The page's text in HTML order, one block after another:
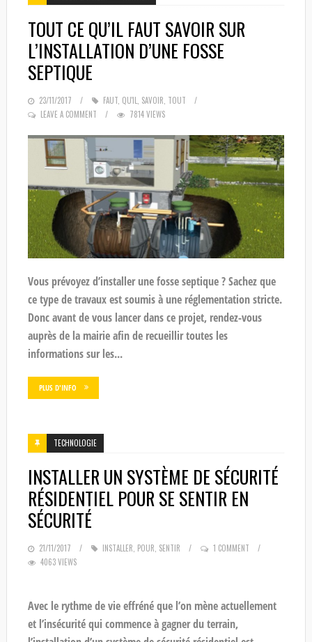
TOUT CE QU’IL FAUT SAVOIR SUR
L’INSTALLATION D’UNE FOSSE
SEPTIQUE
POSTED
ON
23/11/2017 FAUT, QU'IL, SAVOIR, TOUT
LEAVE A COMMENT
7814 VIEWS
Vous prévoyez d’installer une fosse septique ? Sachez que
ce type de travaux est soumis à une réglementation stricte.
Donc avant de vous lancer dans ce projet, rendez-vous
auprès de la mairie afin de recueillir toutes les
informations sur les...
PLUS D'INFO
TECHNOLOGIE
INSTALLER UN SYSTÈME DE SÉCURITÉ
RÉSIDENTIEL POUR SE SENTIR EN
SÉCURITÉ
POSTED
ON
21/11/2017 INSTALLER, POUR, SENTIR
1 COMMENT
4063 VIEWS
Avec le rythme de vie effréné que l’on mène actuellement
et l’insécurité qui commence à gagner du terrain,